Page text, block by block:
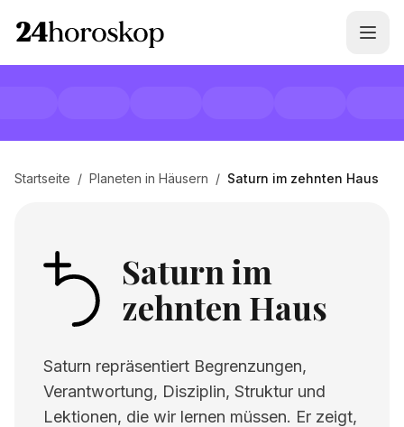
Startseite / Planeten in Häusern / Saturn im zehnten Haus
Saturn im
zehnten Haus
Saturn repräsentiert Begrenzungen,
Verantwortung, Disziplin, Struktur und
Lektionen, die wir lernen müssen. Er zeigt,